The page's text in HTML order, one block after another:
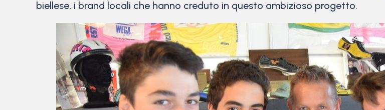
biellese, i brand locali che hanno creduto in questo ambizioso progetto.